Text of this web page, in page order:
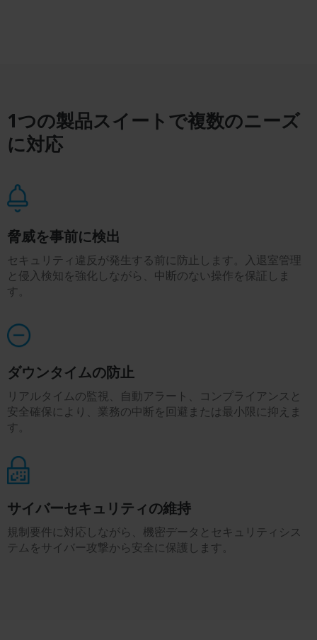
1つの製品スイートで複数のニーズ
に対応
脅威を事前に検出
セキュリティ違反が発生する前に防止します。入退室管理
と侵入検知を強化しながら、中断のない操作を保証しま
す。
ダウンタイムの防止
リアルタイムの監視、自動アラート、コンプライアンスと
安全確保により、業務の中断を回避または最小限に抑えま
す。
サイバーセキュリティの維持
規制要件に対応しながら、機密データとセキュリティシス
テムをサイバー攻撃から安全に保護します。